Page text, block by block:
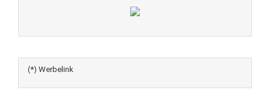
(*) Werbelink